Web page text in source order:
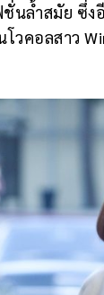
นล้ำสมัย ซึ่
วคอลสาว